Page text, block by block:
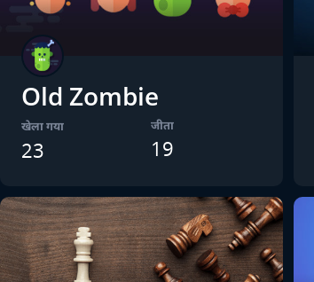
Old Zombie
खेला गया
23
जीता
19